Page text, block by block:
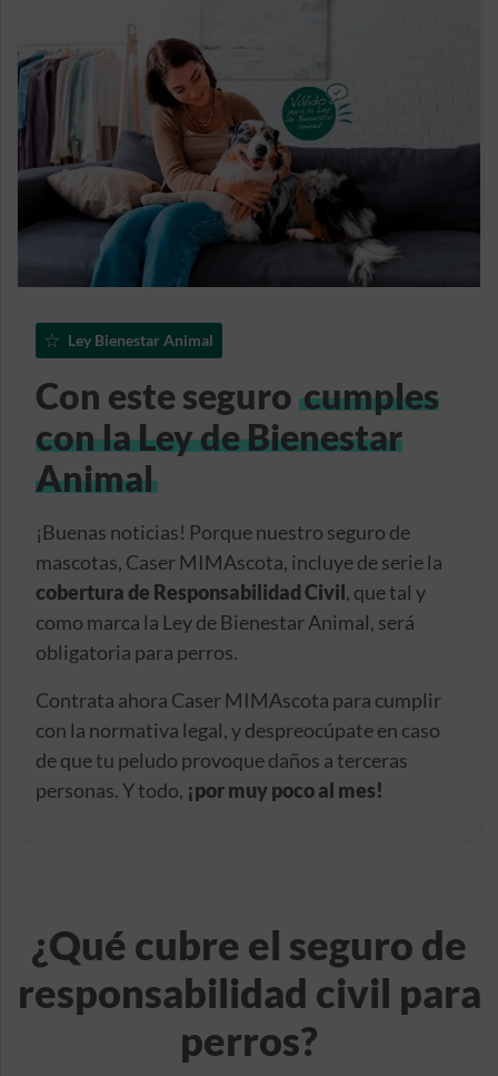
Ley Bienestar Animal
Con este seguro cumples
con la Ley de Bienestar
Animal
¡Buenas noticias! Porque nuestro seguro de
mascotas, Caser MIMAscota, incluye de serie la
cobertura de Responsabilidad Civil, que tal y
como marca la Ley de Bienestar Animal, será
obligatoria para perros.
Contrata ahora Caser MIMAscota para cumplir
con la normativa legal, y despreocúpate en caso
de que tu peludo provoque daños a terceras
personas. Y todo, ¡por muy poco al mes!
¿Qué cubre el seguro de
responsabilidad civil para
perros?